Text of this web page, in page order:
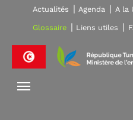
Skip to main navigation
Aller au contenu principal
Skip to page footer
Actualités Agenda A la
Glossaire Liens utiles